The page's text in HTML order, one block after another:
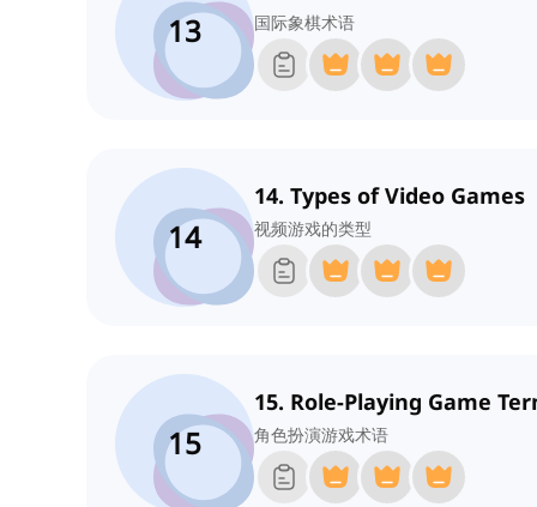
13 国际象棋术语
14
14. Types of Video Games
视频游戏的类型
15
15. Role-Playing Game
角色扮演游戏术语